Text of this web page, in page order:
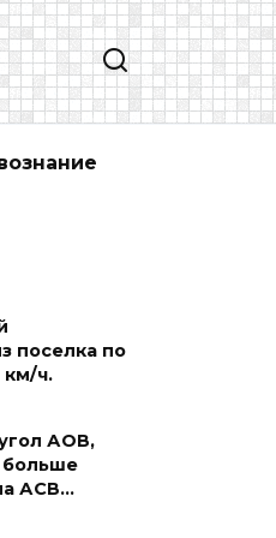
поселка по
км/ч.
АОВ,
больше
АСВ…